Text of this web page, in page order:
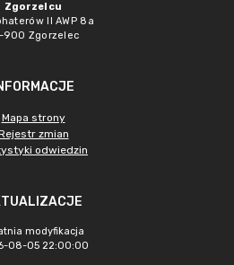
Zgorzelcu
II AWP 8a
900 Zgorzelec
Mapa strony
zmian
odwiedzin
modyfikacja
08-05 22:00:00